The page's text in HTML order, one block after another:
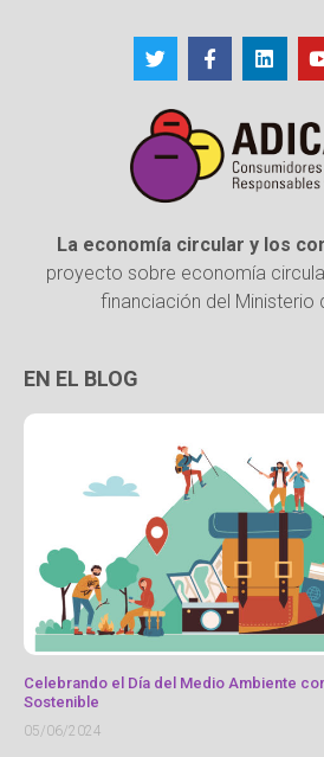
La economía circular y los
proyecto sobre economía
financiación del Ministerio
EN EL BLOG
Celebrando el Día del Medio Ambiente
Sostenible
05/06/2024